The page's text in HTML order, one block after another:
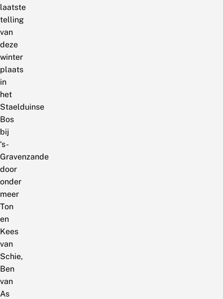
laatste
telling
van
deze
winter
plaats
in
het
Staelduinse
Bos
bij
‘s-
Gravenzande
door
onder
meer
Ton
en
Kees
van
Schie,
Ben
van
As